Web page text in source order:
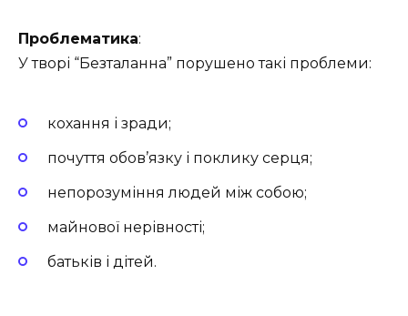
Проблематика:
У творі “Безталанна” порушено такі проблеми:
кохання і зради;
почуття обов’язку і поклику серця;
непорозуміння людей між собою;
майнової нерівності;
батьків і дітей.